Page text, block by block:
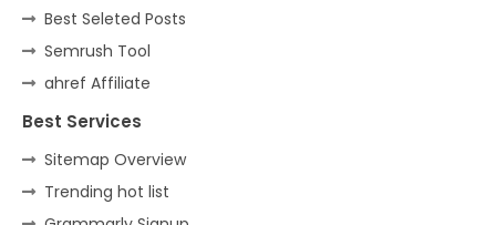
Best Seleted Posts
Semrush Tool
ahref Affiliate
Best Services
Sitemap Overview
Trending hot list